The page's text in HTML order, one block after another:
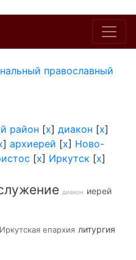
православный
район [x] диакон [x]
] архиерей [x] Ново-
[x] Иркутск [x]
диакон иерей
Иркутская епархия литургия